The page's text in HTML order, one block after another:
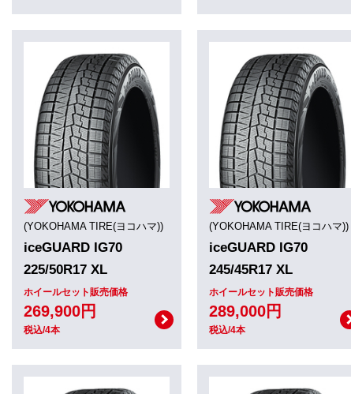
(YOKOHAMA TIRE(ヨコハマ))
iceGUARD IG70
225/50R17 XL
ホイールセット販売価格
269,900円
税込/4本
(YOKOHAMA TIRE(ヨコハマ))
iceGUARD IG70
245/45R17 XL
ホイールセット販売価格
289,000円
税込/4本